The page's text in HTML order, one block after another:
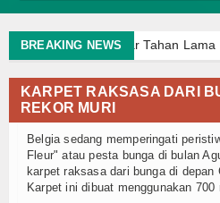
Artikel Viral / Trending
Berita Kesehatan Ringan
Tips Viral TikTok
Kesehatan
Penyakit & Gejala
BREAKING NEWS
Minum Apa Agar Tahan Lama
Apa nama obat kuat yang paling
Obat Kuat Herbalubna Chengsui
Obat Kuat Herbalubna Chengsui
Apa nama obat kuat yang paling
KARPET RAKSASA DARI
REKOR MURI
Belgia sedang memperingati
Fleur" atau pesta bunga di bulan
karpet raksasa dari bunga di
Karpet ini dibuat menggunakan 700